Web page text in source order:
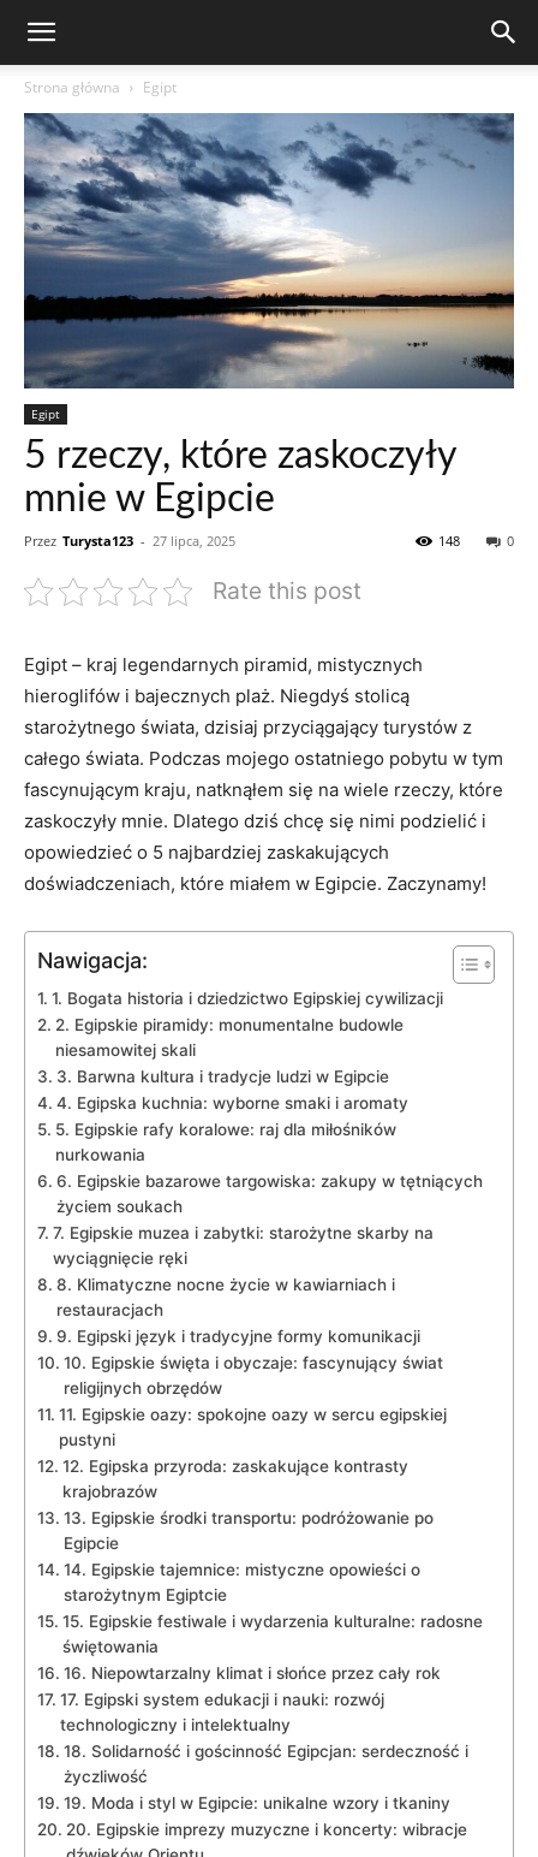
Strona główna Egipt
Egipt
5 rzeczy, które zaskoczyły
mnie w Egipcie
Przez Turysta123 - 27 lipca, 2025 0
148
Rate this post
Egipt – kraj legendarnych piramid,⁢ mistycznych
hieroglifów i bajecznych ‌plaż. Niegdyś stolicą
starożytnego świata, dzisiaj przyciągający turystów z
⁢całego‌ świata. Podczas mojego ostatniego‍ pobytu w tym
fascynującym kraju, natknąłem się na ⁢wiele rzeczy, które
⁢zaskoczyły⁢ mnie. Dlatego dziś chcę ​się nimi ⁣podzielić i
opowiedzieć o 5 najbardziej zaskakujących
⁣doświadczeniach, które ‍miałem w Egipcie. Zaczynamy!
Nawigacja:
1. ⁢Bogata historia i​ dziedzictwo Egipskiej cywilizacji
2. Egipskie piramidy: monumentalne ​budowle
niesamowitej ‍skali
3. Barwna kultura i tradycje ludzi w Egipcie
4. Egipska kuchnia: wyborne smaki i aromaty
5. Egipskie rafy koralowe: raj dla miłośników
nurkowania
6.⁤ Egipskie bazarowe targowiska: ‍zakupy w tętniących
życiem soukach
7. Egipskie muzea‌ i zabytki: starożytne skarby na‌
wyciągnięcie ⁤ręki
8. Klimatyczne nocne życie w kawiarniach i
restauracjach
9. Egipski język i tradycyjne formy komunikacji
10. Egipskie święta i obyczaje: fascynujący świat
‍religijnych obrzędów
11. Egipskie oazy: spokojne oazy w ⁤sercu egipskiej
pustyni
12. Egipska ⁣przyroda: zaskakujące kontrasty
krajobrazów
13. Egipskie środki transportu: podróżowanie po
Egipcie
14. Egipskie tajemnice: mistyczne opowieści o
starożytnym Egiptcie
15. Egipskie festiwale i⁤ wydarzenia‍ kulturalne: radosne
świętowania
16. ⁢Niepowtarzalny klimat ​i słońce przez cały rok
17. Egipski‍ system edukacji i nauki: rozwój
technologiczny i intelektualny
18.⁤ Solidarność i gościnność Egipcjan: ⁣serdeczność i
życzliwość
19. Moda i⁢ styl ⁣w Egipcie: unikalne wzory i tkaniny
20. Egipskie ‌imprezy muzyczne i koncerty: wibracje